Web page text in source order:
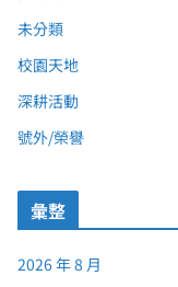
未分類
校園天地
深耕活動
號外/榮譽
彙整
2026 年 8 月